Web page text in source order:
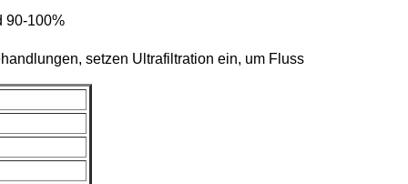
90-100%
setzen Ultrafiltration ein, um Fluss